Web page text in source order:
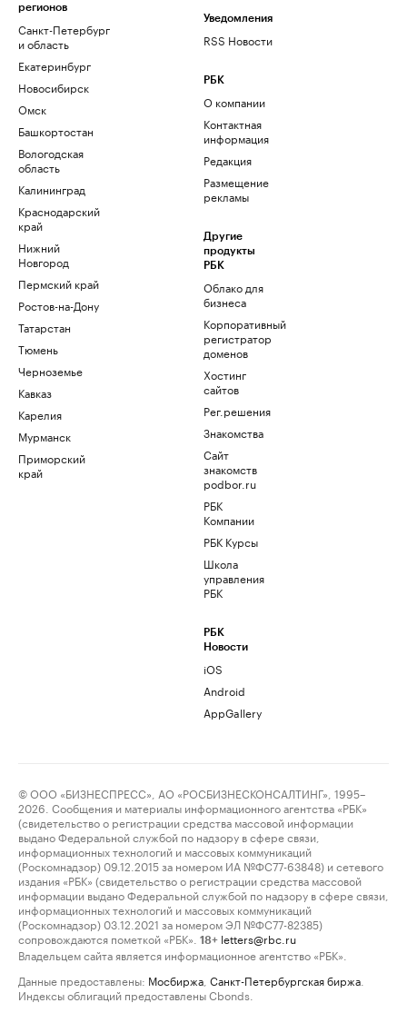
регионов
Санкт-Петербург
и область
Екатеринбург
Новосибирск
Омск
Башкортостан
Вологодская
область
Калининград
Краснодарский
край
Нижний
Новгород
Пермский край
Ростов-на-Дону
Татарстан
Тюмень
Черноземье
Кавказ
Карелия
Мурманск
Приморский
край
Уведомления
RSS Новости
РБК
О компании
Контактная
информация
Редакция
Размещение
рекламы
Другие
продукты
РБК
Облако для
бизнеса
Корпоративный
регистратор
доменов
Хостинг
сайтов
Рег.решения
Знакомства
Сайт
знакомств
podbor.ru
РБК
Компании
РБК Курсы
Школа
управления
РБК
РБК
Новости
iOS
Android
AppGallery
© ООО «БИЗНЕСПРЕСС», АО «РОСБИЗНЕСКОНСАЛТИНГ», 1995–
2026. Сообщения и материалы информационного агентства «РБК»
(свидетельство о регистрации средства массовой информации
выдано Федеральной службой по надзору в сфере связи,
информационных технологий и массовых коммуникаций
(Роскомнадзор) 09.12.2015 за номером ИА №ФС77-63848) и сетевого
издания «РБК» (свидетельство о регистрации средства массовой
информации выдано Федеральной службой по надзору в сфере связи,
информационных технологий и массовых коммуникаций
(Роскомнадзор) 03.12.2021 за номером ЭЛ №ФС77-82385)
сопровождаются пометкой «РБК».
18+ letters@rbc.ru
Владельцем сайта является информационное агентство «РБК».
Данные предоставлены: Мосбиржа Санкт-Петербургская биржа
Индексы облигаций предоставлены Cbonds.